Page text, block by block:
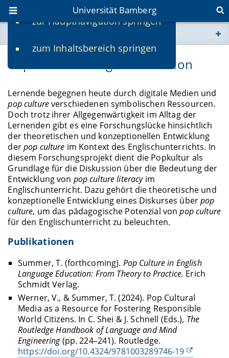
zur Hauptnavigation springen
zum Inhaltsbereich springen
Universität Bamberg
www.uni-bamberg.de
fis.uni-bamberg.de
Pop culture in English education
Lernende begegnen heute durch digitale Medien und
pop cultureverschiedenen symbolischen Ressourcen.
Doch trotz ihrer Allgegenwärtigkeit im Alltag der
Lernenden gibt es eine Forschungslücke hinsichtlich
der theoretischen und konzeptionellen Entwicklung
derpop culture im Kontext des Englischunterrichts. In
diesem Forschungsprojekt dient die Popkultur als
Grundlage für die Diskussion über die Bedeutung der
Entwicklung von pop culture literacyim
Englischunterricht. Dazu gehört die theoretische und
konzeptionelle Entwicklung eines Diskurses überpop
culture, um das pädagogische Potenzial vonpop culture
für den Englischunterricht zu beleuchten.
Publikationen
Summer, T. (forthcoming). Pop Culture in English
Language Education: From Theory to Practice. Erich
Schmidt Verlag.
Werner, V., & Summer, T. (2024). Pop Cultural
Media as a Resource for Fostering Responsible
World Citizens. In C. Shei & J. Schnell (Eds.), The
Routledge Handbook of Language and Mind
Engineering(pp. 224–241). Routledge.
https://doi.org/10.4324/9781003289746-19